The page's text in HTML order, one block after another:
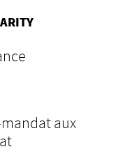
aux